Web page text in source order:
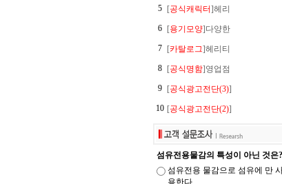
5
[공식캐릭터]헤리
6
[용기모양]다양한
7
[카탈로그]헤리티
8
[공식명함]영업점
9
[공식광고전단(3)]
10 [공식광고전단(2)]
섬유전용물감의 특성이 아닌 것은?
섬유전용 물감으로 섬유에 만
용한다.